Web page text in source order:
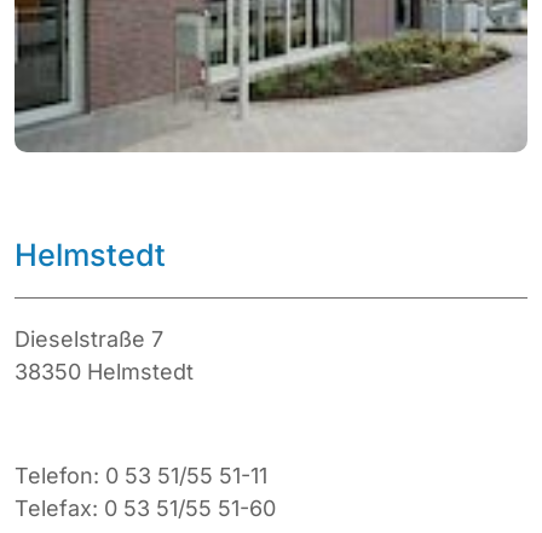
Helmstedt
Dieselstraße 7
38350 Helmstedt
Telefon: 0 53 51/55 51-11
Telefax: 0 53 51/55 51-60